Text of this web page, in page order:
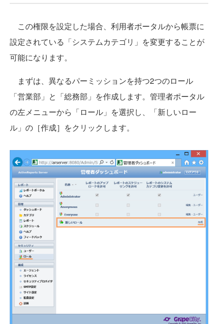
この権限を設定した場合、利用者ポータルから帳票に
設定されている「システムカテゴリ」を変更することが
可能になります。
まずは、異なるパーミッションを持つ2つのロール
「営業部」と「総務部」を作成します。管理者ポータル
の左メニューから「ロール」を選択し、「新しいロー
ル」の［作成］をクリックします。